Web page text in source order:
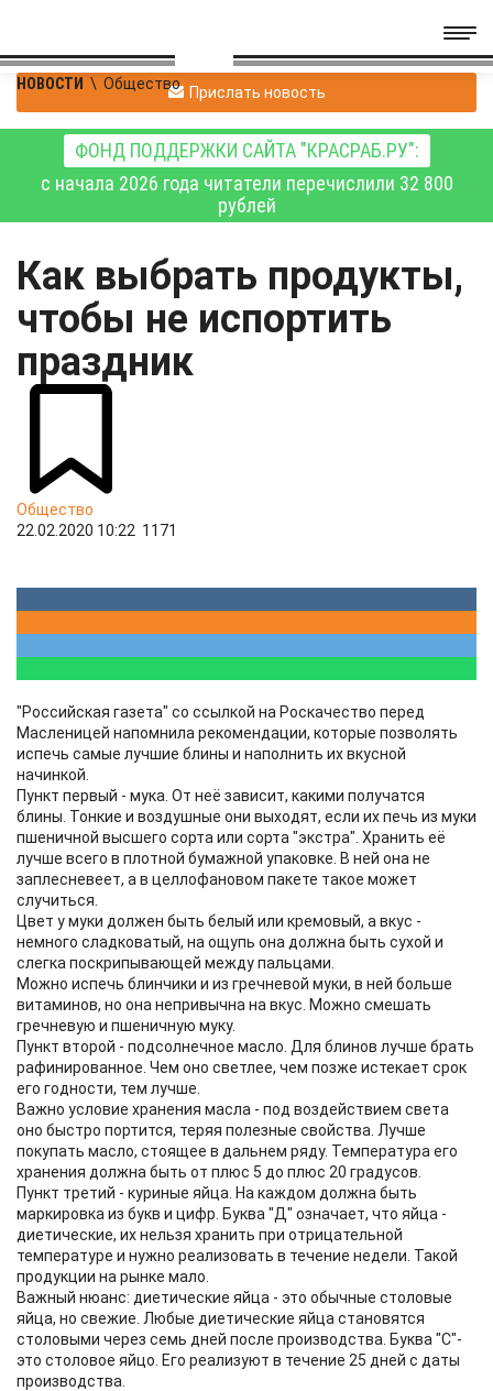
НОВОСТИ \ Общество Прислать новость
ФОНД ПОДДЕРЖКИ САЙТА "КРАСРАБ.РУ":
с начала 2026 года читатели перечислили 32 800
рублей
Как выбрать продукты,
чтобы не испортить
праздник
Общество
22.02.2020 10:22 1171
"Российская газета" со ссылкой на Роскачество перед
Масленицей напомнила рекомендации, которые позволять
испечь самые лучшие блины и наполнить их вкусной
начинкой.
Пункт первый - мука. От неё зависит, какими получатся
блины. Тонкие и воздушные они выходят, если их печь из муки
пшеничной высшего сорта или сорта "экстра". Хранить её
лучше всего в плотной бумажной упаковке. В ней она не
заплесневеет, а в целлофановом пакете такое может
случиться.
Цвет у муки должен быть белый или кремовый, а вкус -
немного сладковатый, на ощупь она должна быть сухой и
слегка поскрипывающей между пальцами.
Можно испечь блинчики и из гречневой муки, в ней больше
витаминов, но она непривычна на вкус. Можно смешать
гречневую и пшеничную муку.
Пункт второй - подсолнечное масло. Для блинов лучше брать
рафинированное. Чем оно светлее, чем позже истекает срок
его годности, тем лучше.
Важно условие хранения масла - под воздействием света
оно быстро портится, теряя полезные свойства. Лучше
покупать масло, стоящее в дальнем ряду. Температура его
хранения должна быть от плюс 5 до плюс 20 градусов.
Пункт третий - куриные яйца. На каждом должна быть
маркировка из букв и цифр. Буква "Д" означает, что яйца -
диетические, их нельзя хранить при отрицательной
температуре и нужно реализовать в течение недели. Такой
продукции на рынке мало.
Важный нюанс: диетические яйца - это обычные столовые
яйца, но свежие. Любые диетические яйца становятся
столовыми через семь дней после производства. Буква "С"-
это столовое яйцо. Его реализуют в течение 25 дней с даты
производства.